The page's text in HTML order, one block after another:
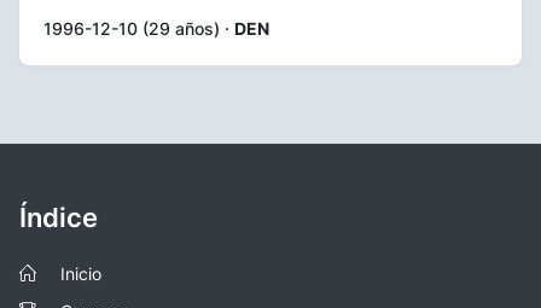
1996-12-10 (29 años) · DEN
Índice
Inicio